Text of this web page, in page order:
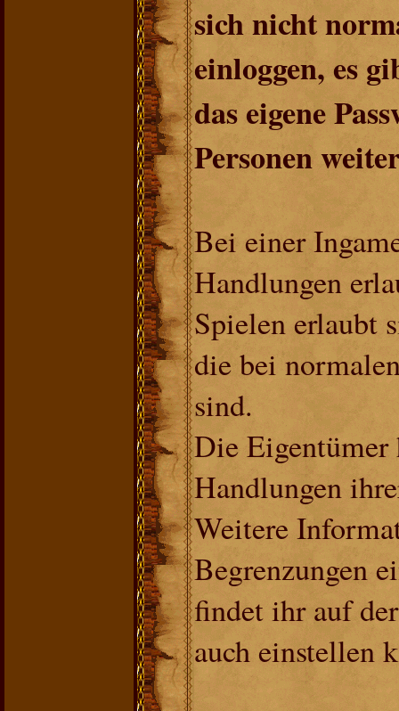
sich nicht
einloggen, es
das eigene
Personen
Bei einer
Handlungen
Spielen erlaubt
die bei
sind.
Die
Handlungen
Weitere
Begrenzungen
findet ihr auf
auch einstellen